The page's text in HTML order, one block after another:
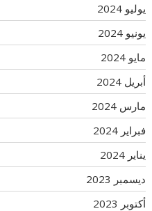
يوليو 2024
يونيو 2024
مايو 2024
أبريل 2024
مارس 2024
فبراير 2024
يناير 2024
ديسمبر 2023
أكتوبر 2023